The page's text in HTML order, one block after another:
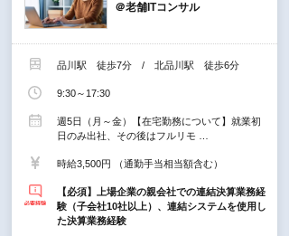
＠老舗ITコンサル
品川駅 徒歩7分 / 北品川駅 徒歩6分
9:30～17:30
週5日（月～金）【在宅勤務について】就業初
日のみ出社、その後はフルリモ …
時給3,500円 （通勤手当相当額含む）
【必須】上場企業の親会社での連結決算業務経
験（子会社10社以上）、連結システムを使用し
た決算業務経験